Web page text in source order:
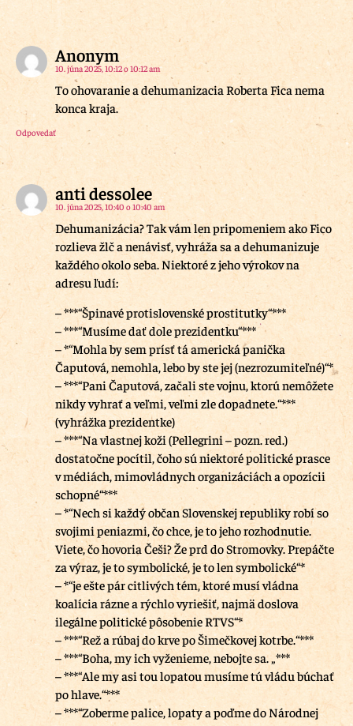
Anonym
10. júna 2025, 10:12 o 10:12 am
To ohovaranie a dehumanizacia Roberta Fica nema
konca kraja.
Odpovedať
anti dessolee
10. júna 2025, 10:40 o 10:40 am
Dehumanizácia? Tak vám len pripomeniem ako Fico
rozlieva žlč a nenávisť, vyhráža sa a dehumanizuje
každého okolo seba. Niektoré z jeho výrokov na
adresu ľudí:
– ***“Špinavé protislovenské prostitutky“***
– ***“Musíme dať dole prezidentku“***
– *“Mohla by sem prísť tá americká panička
Čaputová, nemohla, lebo by ste jej (nezrozumiteľné)“*
– ***“Pani Čaputová, začali ste vojnu, ktorú nemôžete
nikdy vyhrať a veľmi, veľmi zle dopadnete.“***
(vyhrážka prezidentke)
– ***“Na vlastnej koži (Pellegrini – pozn. red.)
dostatočne pocítil, čoho sú niektoré politické prasce
v médiách, mimovládnych organizáciách a opozícii
schopné“***
– *“Nech si každý občan Slovenskej republiky robí so
svojimi peniazmi, čo chce, je to jeho rozhodnutie.
Viete, čo hovoria Češi? Že prd do Stromovky. Prepáčte
za výraz, je to symbolické, je to len symbolické“*
– *“je ešte pár citlivých tém, ktoré musí vládna
koalícia rázne a rýchlo vyriešiť, najmä doslova
ilegálne politické pôsobenie RTVS“*
– ***“Rež a rúbaj do krve po Šimečkovej kotrbe.“***
– ***“Boha, my ich vyženieme, nebojte sa. „***
– ***“Ale my asi tou lopatou musíme tú vládu búchať
po hlave.“***
– ***“Zoberme palice, lopaty a poďme do Národnej